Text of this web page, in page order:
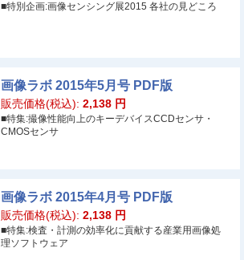
■特別企画:画像センシング展2015 各社の見どころ
画像ラボ 2015年5月号 PDF版
販売価格(税込): 2,138 円
■特集:撮像性能向上のキーデバイスCCDセンサ・
CMOSセンサ
画像ラボ 2015年4月号 PDF版
販売価格(税込): 2,138 円
■特集:検査・計測の効率化に貢献する産業用画像処
理ソフトウェア